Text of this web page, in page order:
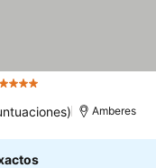
4 Estrellas
Amberes